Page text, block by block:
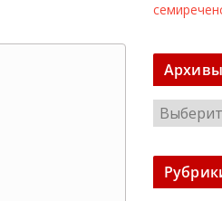
Архивы
р
х